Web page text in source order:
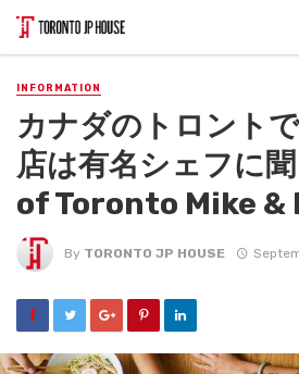
INFORMATION
カナダのトロント
店は有名シェフに
of Toronto Mike &
By TORONTO JP HOUSE